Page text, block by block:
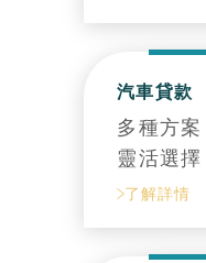
汽車貸款
多種方案
靈活選擇
了解詳情